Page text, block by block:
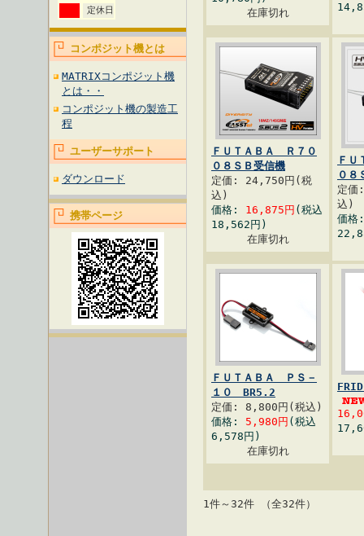
定休日
コンポジット機とは
MATRIXコンポジット機
とは・・
コンポジット機の製造工
程
ユーザーサポート
ダウンロード
携帯ページ
在庫切れ
ＦＵＴＡＢＡ Ｒ７０
０８ＳＢ受信機
定価: 24,750円(税
込)
価格: 16,875円 (税込
18,562円)
在庫切れ
Ｆ
０８
定
込)
価
ＦＵＴＡＢＡ ＰＳ－
１０ BR5.2
定価: 8,800円(税込)
価格: 5,980円 (税込
6,578円)
在庫切れ
1件～32件 （全32件）